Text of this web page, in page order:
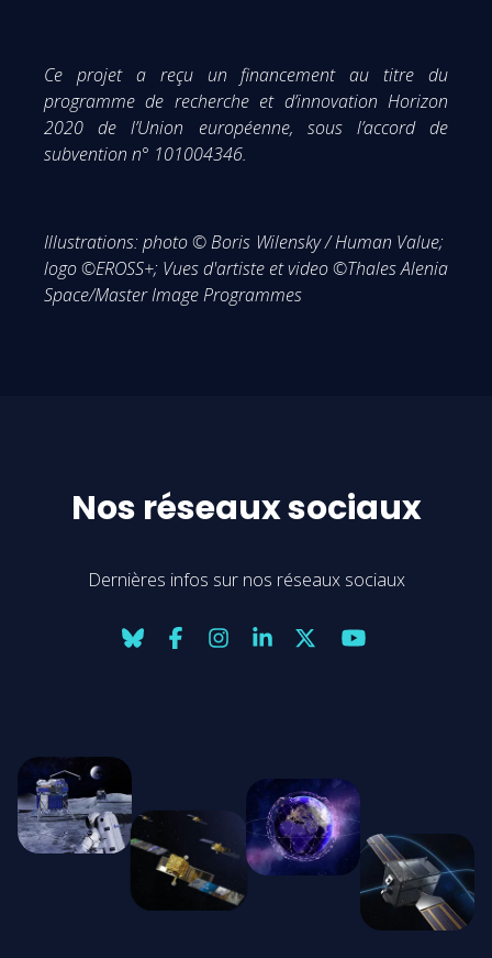
Ce projet a reçu un financement au titre du
programme de recherche et d’innovation Horizon
2020 de l’Union européenne, sous l’accord de
subvention n° 101004346.
Illustrations: photo© Boris Wilensky / Human Value;
logo ©EROSS+; Vues d'artiste et video ©Thales Alenia
Space/Master Image Programmes
Nos réseaux sociaux
Dernières infos sur nos réseaux sociaux